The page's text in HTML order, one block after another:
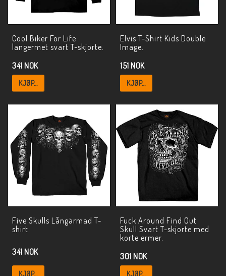
Cool Biker For Life
langermet svart T-skjorte.
341 NOK
KJØP…
Elvis T-Shirt Kids Double
Image.
151 NOK
KJØP…
Five Skulls Långärmad T-
shirt.
341 NOK
KJØP…
Fuck Around Find Out
Skull Svart T-skjorte med
korte ermer.
301 NOK
KJØP…